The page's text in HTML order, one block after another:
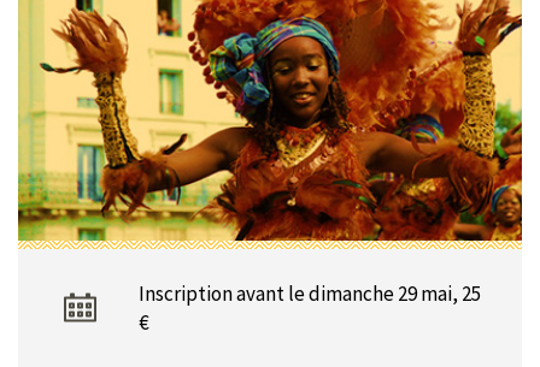
Inscription avant le dimanche 29 mai, 25
€